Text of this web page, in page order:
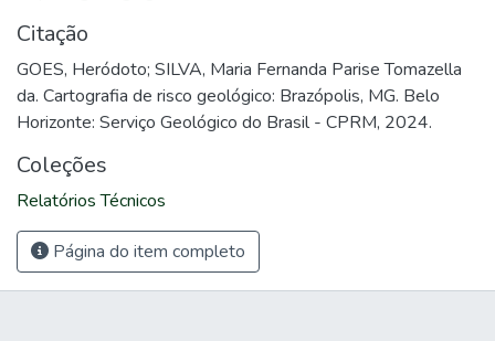
Citação
GOES, Heródoto; SILVA, Maria Fernanda Parise Tomazella
da. Cartografia de risco geológico: Brazópolis, MG. Belo
Horizonte: Serviço Geológico do Brasil - CPRM, 2024.
Coleções
Relatórios Técnicos
Página do item completo